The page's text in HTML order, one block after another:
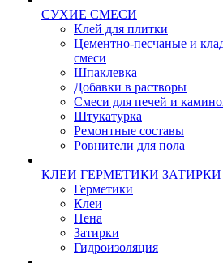
СУХИЕ СМЕСИ
Клей для плитки
Цементно-песчаные и
смеси
Шпаклевка
Добавки в растворы
Смеси для печей и
Штукатурка
Ремонтные составы
Ровнители для пола
КЛЕИ ГЕРМЕТИКИ
Герметики
Клеи
Пена
Затирки
Гидроизоляция